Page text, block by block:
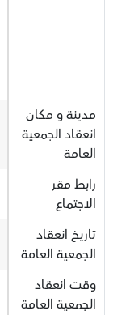
مدينة و مكان
انعقاد الجمعية
العامة
رابط مقر
الاجتماع
تاريخ انعقاد
الجمعية العامة
وقت انعقاد
الجمعية العامة